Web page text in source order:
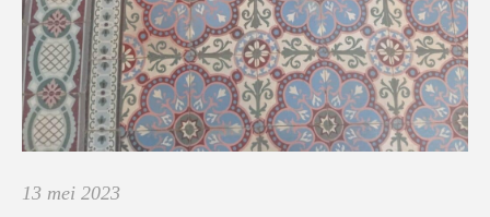
13 mei 2023